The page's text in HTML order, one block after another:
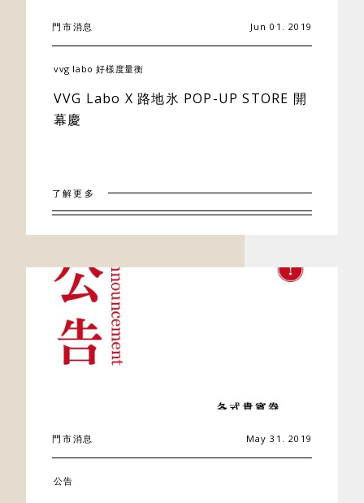
門市消息 Jun 01. 2019
vvg labo 好樣度量衡
VVG Labo X 路地氷 POP-UP STORE 開
幕慶
了解更多
門市消息 May 31. 2019
公告